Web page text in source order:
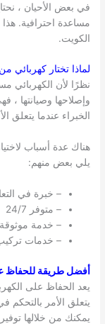
في بعض الأحيان ،
مساعدة احترافية.
الكويت.
لماذا تختار كهربائي
نظرًا لأن الكهربائي
وإصلاحها وصيانتها ،
الخبراء عندما يتعلق
هناك عدة أسباب
يلي بعض منهم:
– خبرة في
– متوفر 24/7
– خدمة موثوقة
– خدمات تركيب
أفضل طريقة للحفاظ
يعد الحفاظ على
يتعلق الأمر بالتحكم
يمكنك من خلالها